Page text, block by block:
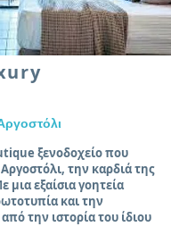
ξενοδοχείο που
την καρδιά της
μια εξαίσια γοητεία
και την
την ιστορία του ίδιου